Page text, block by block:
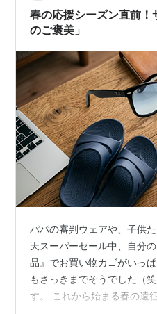
話題になるのも頷けますよ
春の応援シーズン直前
のご褒美」
パパの審判ウェアや、子供
天スーパーセール中、自分
品』でお買い物カゴがいっ
もさっきまでそうでした（
す。 これから始まる春の遠